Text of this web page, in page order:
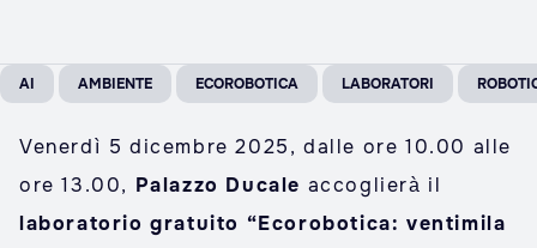
AI AMBIENTE ECOROBOTICA LABORATORI
Venerdì 5 dicembre 2025, dalle ore 10.00 alle
ore 13.00, Palazzo Ducale accoglierà il
laboratorio gratuito “Ecorobotica: ventimila